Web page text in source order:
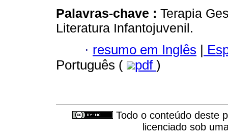
Palavras-chave : Terapia
Literatura Infantojuvenil.
· resumo em Inglês |
Português (
pdf )
Todo o conteúdo deste
licenciado sob